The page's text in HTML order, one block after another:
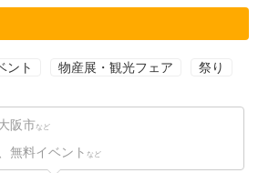
ント 物産展・観光フェア 祭り
阪市 など
無料イベント など